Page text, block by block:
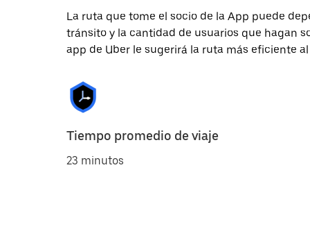
La ruta que tome el socio de la App puede
tránsito y la cantidad de usuarios que hagan
app de Uber le sugerirá la ruta más eficiente
Tiempo promedio de viaje
23 minutos